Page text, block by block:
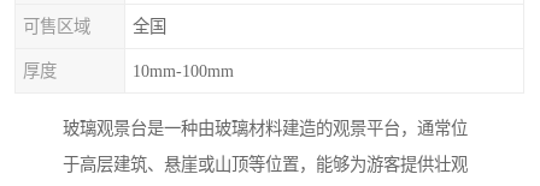
可售区域 全国
厚度 10mm-100mm
玻璃观景台是一种由玻璃材料建造的观景平台，通常位
于高层建筑、悬崖或山顶等位置，能够为游客提供壮观